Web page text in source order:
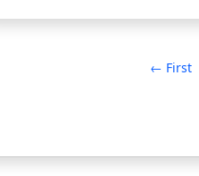
← First